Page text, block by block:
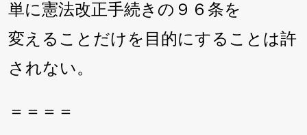
単に憲法改正手続きの９６条を
変えることだけを目的にすることは許
されない。
＝＝＝＝